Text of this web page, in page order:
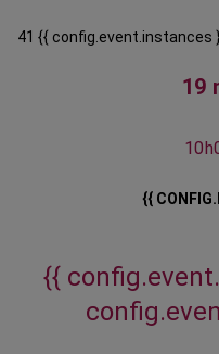
41 {{ config.event.instances
19
{{
{{